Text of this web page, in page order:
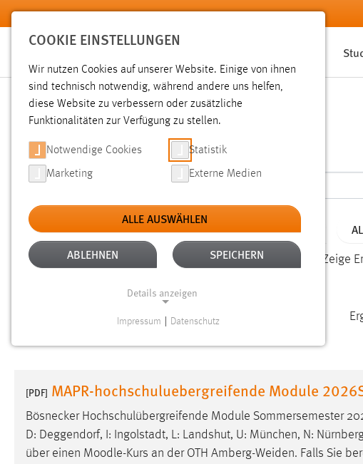
Zum Hauptinhalt springen
SUCHE
Aktive Filter: TYP: DATEIEN ALTER: 1 BIS 6 MONATE
Gesucht nach "weide". Es wurden 151 Ergebnisse gefunden. Zeige
[PDF] MAPR-hochschuluebergreifende Module
Bösnecker Hochschulübergreifende Module Sommersemester
D: Deggendorf, I: Ingolstadt, L: Landshut, U: München, N:
über einen Moodle-Kurs an der OTH Amberg-Weiden. Falls Sie
COOKIE EINSTELLUNGEN
Wir nutzen Cookies auf unserer Website. Einige von ihnen
sind technisch notwendig, während andere uns helfen,
diese Website zu verbessern oder zusätzliche
Funktionalitäten zur Verfügung zu stellen.
Notwendige Cookies Statistik
Marketing Externe Medien
ALLE AUSWÄHLEN
ABLEHNEN SPEICHERN
Details anzeigen
Website erforderlich.
Einverständnis
Name: cookie_consent
Impressum Datenschutz